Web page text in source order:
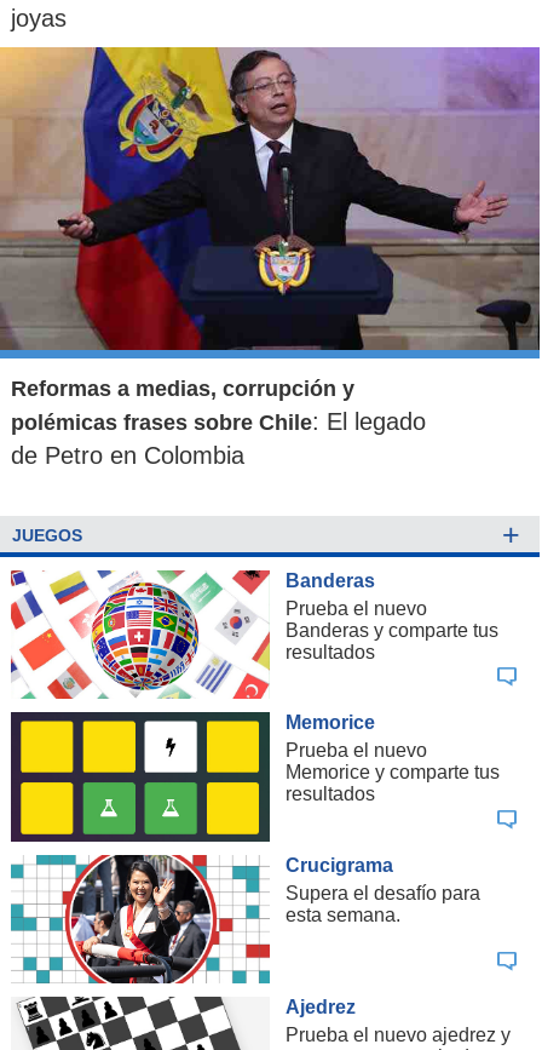
joyas
Reformas a medias, corrupción y
polémicas frases sobre Chile: El legado
de Petro en Colombia
JUEGOS +
Banderas
Prueba el nuevo
Banderas y comparte tus
resultados
Memorice
Prueba el nuevo
Memorice y comparte tus
resultados
Crucigrama
Supera el desafío para
esta semana.
Ajedrez
Prueba el nuevo ajedrez y